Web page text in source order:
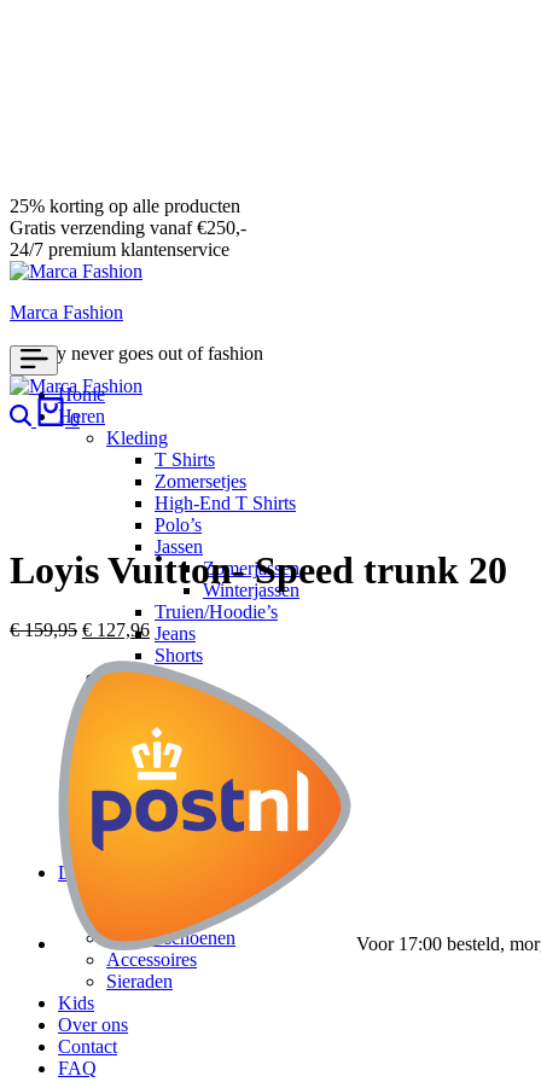
25% korting op alle producten
Gratis verzending vanaf €250,-
24/7 premium klantenservice
Marca Fashion
Luxury never goes out of fashion
Home
Heren
Kleding
T Shirts
Zomersetjes
High-End T Shirts
Polo’s
Jassen
Zomerjassen
Winterjassen
Truien/Hoodie’s
Jeans
Shorts
Sneakers
Slippers
Heren tassen
Zonnebrillen
Petten
Riemen
Sieraden
Dames
Dames tassen
Dames schoenen
Accessoires
Sieraden
Kids
Over ons
Contact
FAQ
Search
0
Cart
Loyis Vuitton- Speed trunk 20
€159,95 € 127,96
Voor 17:00 besteld,